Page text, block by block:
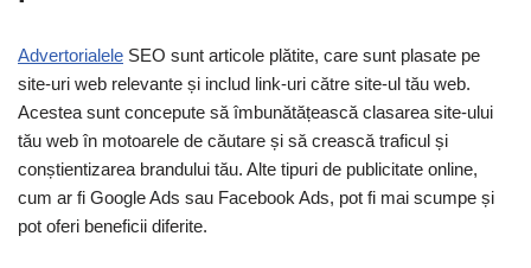
Advertorialele SEO sunt articole plătite, care sunt plasate pe
site-uri web relevante și includ link-uri către site-ul tău web.
Acestea sunt concepute să îmbunătățească clasarea site-ului
tău web în motoarele de căutare și să crească traficul și
conștientizarea brandului tău. Alte tipuri de publicitate online,
cum ar fi Google Ads sau Facebook Ads, pot fi mai scumpe și
pot oferi beneficii diferite.